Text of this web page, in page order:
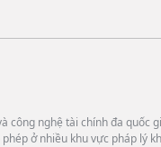
công nghệ tài chính đa quốc
ở nhiều khu vực pháp lý